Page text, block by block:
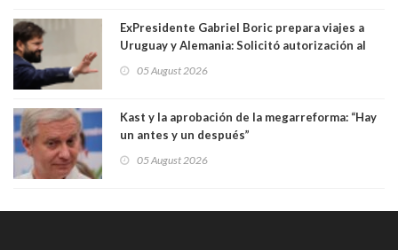
ExPresidente Gabriel Boric prepara viajes a
Uruguay y Alemania: Solicitó autorización al
Congreso
05 August 2026
Kast y la aprobación de la megarreforma: “Hay
un antes y un después”
05 August 2026